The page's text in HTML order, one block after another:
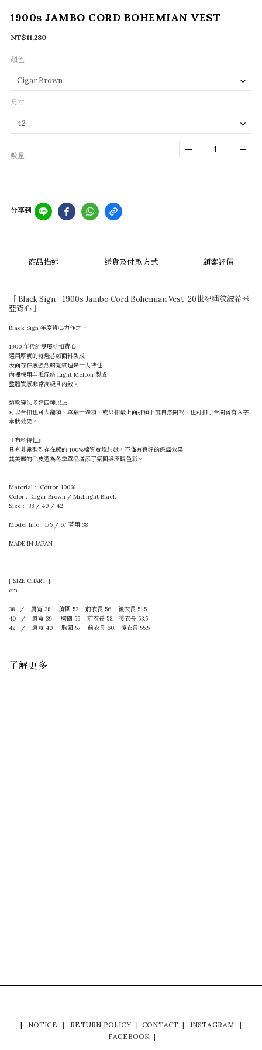
1900s JAMBO CORD BOHEMIAN VEST
NT$11,280
顏色
尺寸
數量
分享到
商品描述 送貨及付款方式 顧客評價
［ Black Sign - 1900s Jambo Cord Bohemian Vest 20世紀繩紋波希米
亞背心 ］
Black Sign 年度背心力作之ㄧ
1900 年代的雙層排扣背心
選用厚實的寬燈芯絨面料製成
表面存在感強烈的寬紋理是一大特性
內裡採用羊毛混紡 Light Melton 製成
整體質感非常高級且內斂。
這款穿法多達四種以上
可以全扣也可大翻領、單翻一邊領、或只扣最上面那顆下擺自然開衩、也可扣子全開會有Ａ字
傘狀效果。
『布料特性』
具有非常強烈存在感的 100%棉質寬燈芯絨，不僅有良好的保溫效果
其美麗的毛皮還為冬季單品增添了氛圍與溫暖色彩。
-
Material : Cotton 100%
Color : Cigar Brown / Midnight Black
Size : 38 / 40 / 42
Model Info : 175 / 67 著用 38
MADE IN JAPAN
———————————————————————
[ SIZE CHART ]
cm
38 / 肩寬 38 胸圍 53 前衣長 56 後衣長 51.5
40 / 肩寬 39 胸圍 55 前衣長 58. 後衣長 53.5
42 / 肩寬 40 胸圍 57 前衣長 60. 後衣長 55.5
了解更多
| NOTICE | RETURN POLICY | CONTACT | INSTAGRAM
|
FACEBOOK |